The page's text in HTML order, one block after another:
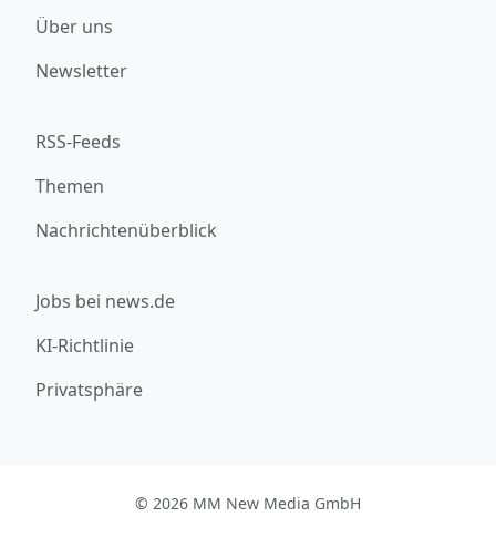
Über uns
Newsletter
RSS-Feeds
Themen
Nachrichtenüberblick
Jobs bei news.de
KI-Richtlinie
Privatsphäre
© 2026 MM New Media GmbH